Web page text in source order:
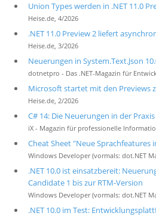
Union Types werden in .NET 11.0
Heise.de, 4/2026
.NET 11.0 Preview 2 liefert
Heise.de, 3/2026
Neuerungen in System.Text.Json
dotnetpro - Das .NET-Magazin für
Microsoft startet mit den Previews
Heise.de, 2/2026
C# 14: Die Neuerungen in der Praxis
iX - Magazin für professionelle
Cheat Sheet "Neue Sprachfeatures
Windows Developer (vormals: dot.NET
.NET 10.0 ist einsatzbereit:
Candidate 1 bis zur RTM-Version
Windows Developer (vormals: dot.NET
.NET 10.0 im Test: